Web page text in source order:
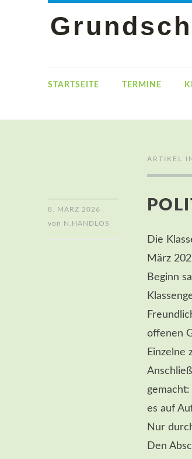
STARTSEITE TERMINE
ARTIKEL
8. MÄRZ 2026
von N.HANDLOS
Die
März
Beginn
offenen
Einzelne
es auf
Nur
Den